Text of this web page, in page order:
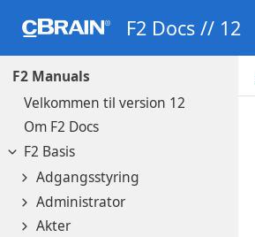
F2 Docs // 12
F2 Manuals
Velkommen til version 12
Om F2 Docs
F2 Basis
Adgangsstyring
Administrator
Akter